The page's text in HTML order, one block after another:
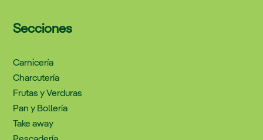
Secciones
Carnicería
Charcutería
Frutas y Verduras
Pan y Bollería
Take away